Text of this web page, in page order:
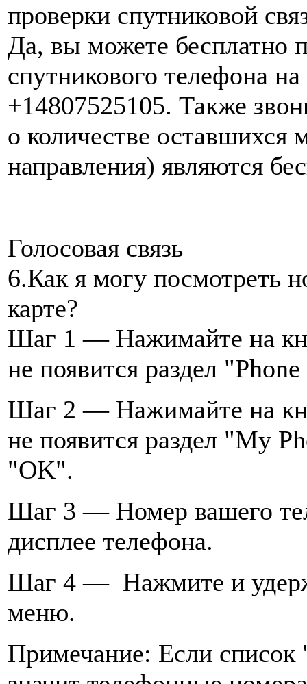
проверки спутниковой
Да, вы можете бесплатно
спутникового телефона
+14807525105. Также
о количестве оставшихся
направления) являются
Голосовая связь
6.Как я могу посмотреть
карте?
Шаг 1 — Нажимайте на
не появится раздел
Шаг 2 — Нажимайте на
не появится раздел "My
"OK".
Шаг 3 — Номер вашего
дисплее телефона.
Шаг 4 — Нажмите и
меню.
Примечание: Если